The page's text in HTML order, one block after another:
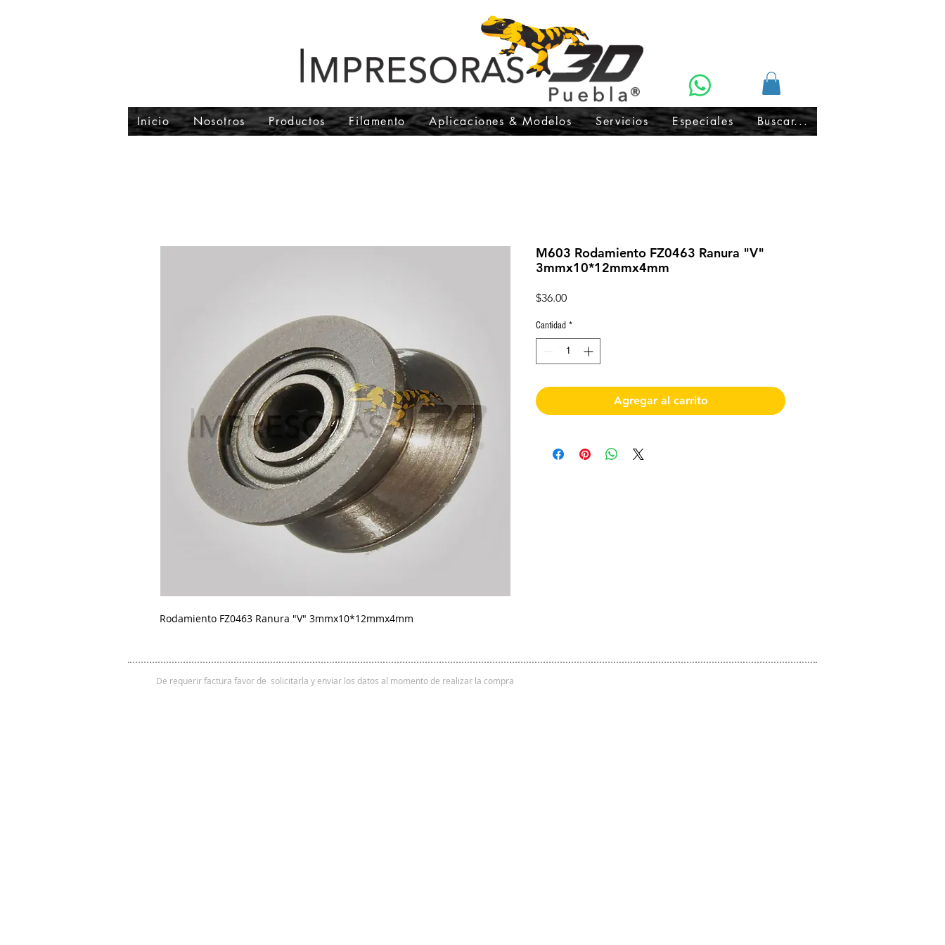
Inicio Nosotros Productos Filamento Aplicaciones & Modelos Servicios Especiales Buscar...
Rodamiento FZ0463 Ranura "V" 3mmx10*12mmx4mm
M603 Rodamiento FZ0463 Ranura "V"
3mmx10*12mmx4mm
$36.00Precio
Cantidad *
Agregar al carrito
De requerir factura favor de solicitarla y enviar los datos al momento de realizar la compra